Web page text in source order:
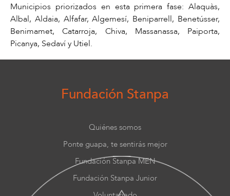
Municipios priorizados en esta primera fase: Alaquàs,
Albal, Aldaia, Alfafar, Algemesí, Beniparrell, Benetússer,
Benimamet, Catarroja, Chiva, Massanassa, Paiporta,
Picanya, Sedaví y Utiel.
Fundación Stanpa
Quiénes somos
Ponte guapa, te sentirás mejor
Fundación Stanpa MEN
Fundación Stanpa Junior